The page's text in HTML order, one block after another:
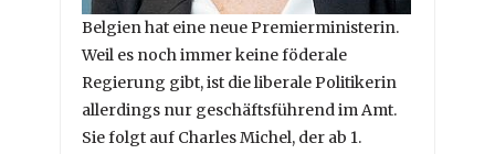
Belgien hat eine neue Premierministerin.
Weil es noch immer keine föderale
Regierung gibt, ist die liberale Politikerin
allerdings nur geschäftsführend im Amt.
Sie folgt auf Charles Michel, der ab 1.